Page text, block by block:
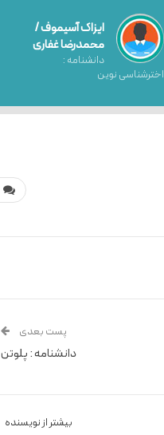
ایزاک آسیموف /
محمدرضا غفاری
دانشنامه :
اخترشناسی نوین
پست بعدی
دانشنامه : پلوتن
بیشتر از نویسنده